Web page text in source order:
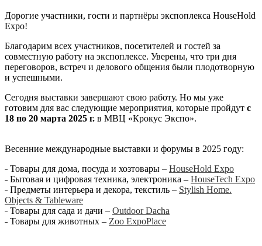
Дорогие участники, гости и партнёры экспоплекса HouseHold
Expo!
Благодарим всех участников, посетителей и гостей за
совместную работу на экспоплексе. Уверены, что три дня
переговоров, встреч и делового общения были плодотворную
и успешными.
Сегодня выставки завершают свою работу. Но мы уже
готовим для вас следующие мероприятия, которые пройдут с
18 по 20 марта 2025 г. в МВЦ «Крокус Экспо».
Весенние международные выставки и форумы в 2025 году:
˗ Товары для дома, посуда и хозтовары – HouseHold Expo
˗ Бытовая и цифровая техника, электроника – HouseTech Expo
˗ Предметы интерьера и декора, текстиль – Stylish Home.
Objects & Tableware
˗ Товары для сада и дачи – Outdoor Dacha
˗ Товары для животных – Zoo ExpoPlace